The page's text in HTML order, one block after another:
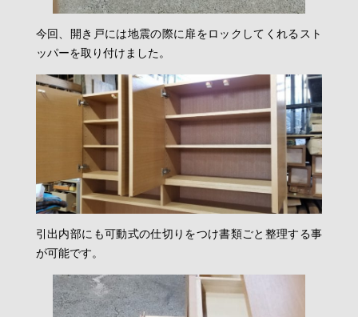
今回、開き戸には地震の際に扉をロックしてくれるスト
ッパーを取り付けました。
引出内部にも可動式の仕切りをつけ書類ごと整理する事
が可能です。